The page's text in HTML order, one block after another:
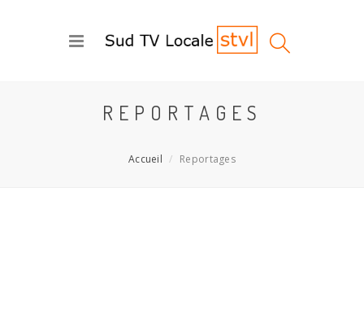
REPORTAGES
Accueil Reportages